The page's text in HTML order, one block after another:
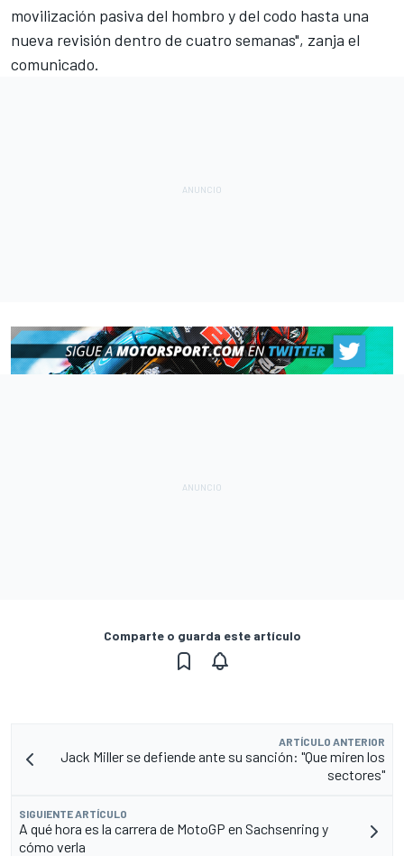
movilización pasiva del hombro y del codo hasta una
nueva revisión dentro de cuatro semanas", zanja el
comunicado.
Comparte o guarda este artículo
ARTÍCULO ANTERIOR
Jack Miller se defiende ante su sanción: "Que miren los
sectores"
SIGUIENTE ARTÍCULO
A qué hora es la carrera de MotoGP en Sachsenring y
cómo verla